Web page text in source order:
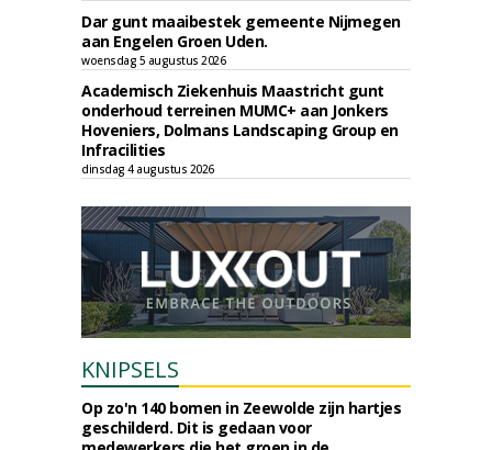
Dar gunt maaibestek gemeente Nijmegen
aan Engelen Groen Uden.
woensdag 5 augustus 2026
Academisch Ziekenhuis Maastricht gunt
onderhoud terreinen MUMC+ aan Jonkers
Hoveniers, Dolmans Landscaping Group en
Infracilities
dinsdag 4 augustus 2026
KNIPSELS
Op zo'n 140 bomen in Zeewolde zijn hartjes
geschilderd. Dit is gedaan voor